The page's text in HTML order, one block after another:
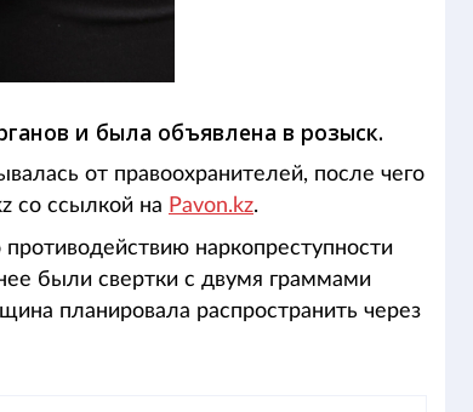
и была объявлена в розыск.
от правоохранителей, после чего
со ссылкой на Pavon.kz.
наркопреступности
были свертки с двумя граммами
планировала распространить через